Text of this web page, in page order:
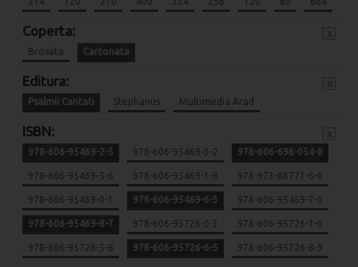
Coperta:
Brosata Cartonata
Editura:
Psalmii Cantati Stephanus Multimedia Arad
ISBN:
978-606-95469-2-5 978-606-95469-3-2 978-606-698-054-8
978-606-95469-5-6 978-606-95469-1-8 978-973-88771-6-0
978-606-95469-0-1 978-606-95469-6-3 978-606-95469-7-0
978-606-95469-8-7 978-606-95726-0-3 978-606-95726-1-0
978-606-95726-5-8 978-606-95726-6-5 978-606-95726-8-9